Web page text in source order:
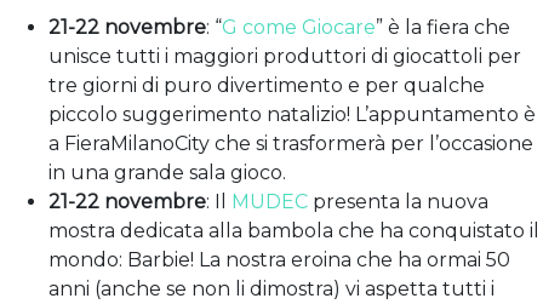
21-22 novembre: “G come Giocare” è la fiera che
unisce tutti i maggiori produttori di giocattoli per
tre giorni di puro divertimento e per qualche
piccolo suggerimento natalizio! L’appuntamento è
a FieraMilanoCity che si trasformerà per l’occasione
in una grande sala gioco.
21-22 novembre: Il MUDEC presenta la nuova
mostra dedicata alla bambola che ha conquistato il
mondo: Barbie! La nostra eroina che ha ormai 50
anni (anche se non li dimostra) vi aspetta tutti i